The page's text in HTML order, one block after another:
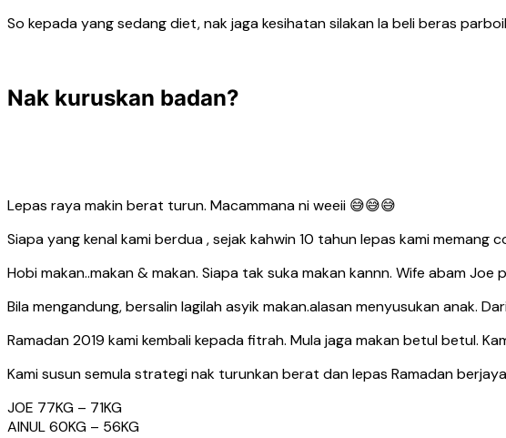
So kepada yang sedang diet, nak jaga kesihatan silakan la beli beras
Nak kuruskan badan?
Lepas raya makin berat turun. Macammana ni weeii 😅😅😅
Siapa yang kenal kami berdua , sejak kahwin 10 tahun lepas kami memang
Hobi makan..makan & makan. Siapa tak suka makan kannn. Wife abam
Bila mengandung, bersalin lagilah asyik makan.alasan menyusukan anak.
Ramadan 2019 kami kembali kepada fitrah. Mula jaga makan betul betul.
Kami susun semula strategi nak turunkan berat dan lepas Ramadan
JOE 77KG – 71KG
AINUL 60KG – 56KG